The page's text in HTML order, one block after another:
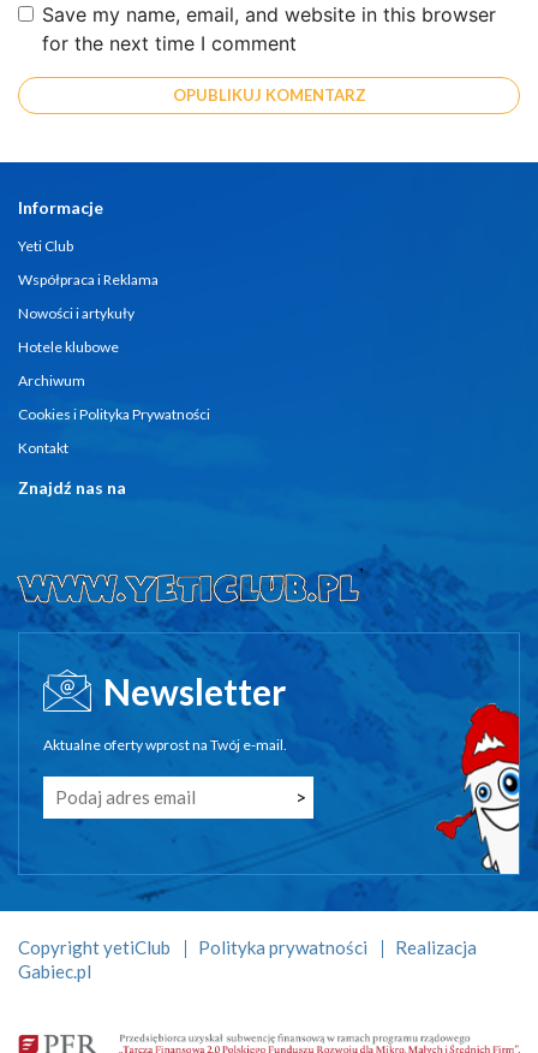
Save my name, email, and website in this browser
for the next time I comment
Informacje
Yeti Club
Współpraca i Reklama
Nowości i artykuły
Hotele klubowe
Archiwum
Cookies i Polityka Prywatności
Kontakt
Znajdź nas na
Newsletter
Aktualne oferty wprost na Twój e-mail.
Copyright yetiClub Polityka prywatności
Realizacja
Gabiec.pl